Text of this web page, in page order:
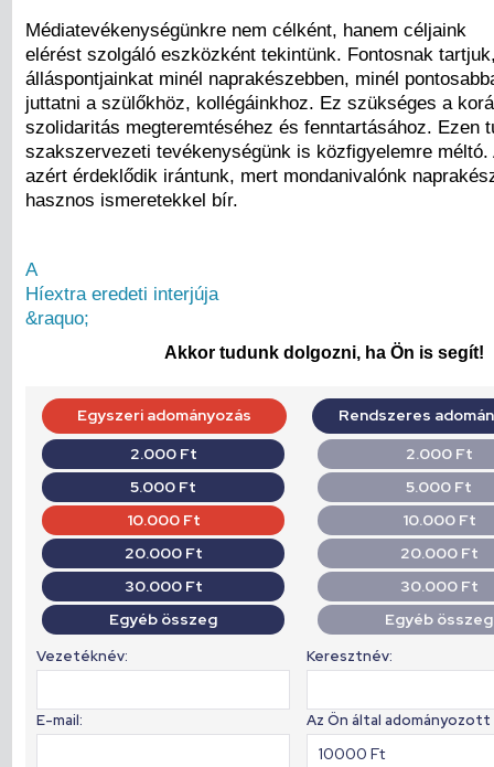
Médiatevékenységünkre nem célként, hanem céljaink
elérést szolgáló eszközként tekintünk. Fontosnak
álláspontjainkat minél naprakészebben, minél
juttatni a szülőkhöz, kollégáinkhoz. Ez szükséges a
szolidaritás megteremtéséhez és fenntartásához. Ezen
szakszervezeti tevékenységünk is közfigyelemre méltó.
azért érdeklődik irántunk, mert mondanivalónk
hasznos ismeretekkel bír.
A
Híextra eredeti interjúja
&raquo;
Akkor tudunk dolgozni, ha Ön is segít!